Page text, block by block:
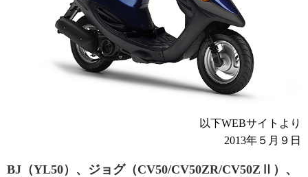
以下WEBサイトより
2013年５月９日
BJ（YL50）、ジョグ（CV50/CV50ZR/CV50ZⅡ）、